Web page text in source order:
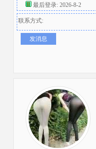
最后登录: 2026-8-2
联系方式:
发消息